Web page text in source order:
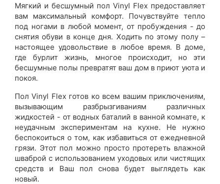
Мягкий и бесшумный пол Vinyl Flex предоставляет
вам максимальный комфорт. Почувствуйте тепло
под ногами в любой момент, от пробуждения - до
снятия обуви в конце дня. Ходить по этому полу –
настоящее удовольствие в любое время. В доме,
где бурлит жизнь, многое происходит, но эти
бесшумные полы превратят ваш дом в приют уюта и
покоя.
Пол Vinyl Flex готов ко всем вашим приключениям,
вызывающим разбрызгиваниям различных
жидкостей - от водных баталий в ванной комнате, к
неудачным экспериментам на кухне. Не нужно
беспокоиться о том, как избавиться от ежедневной
грязи. Этот пол можно просто протереть влажной
шваброй с использованием уходовых или чистящих
средств и Ваш пол снова будет выглядеть как
новый.